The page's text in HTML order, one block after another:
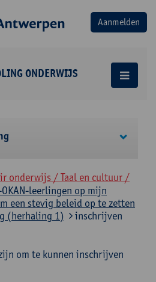
ONDERWIJS
onderwijs / Taal en cultuur /
leerlingen op mijn
een stevig beleid op te zetten
(herhaling 1)
inschrijven
om te kunnen inschrijven